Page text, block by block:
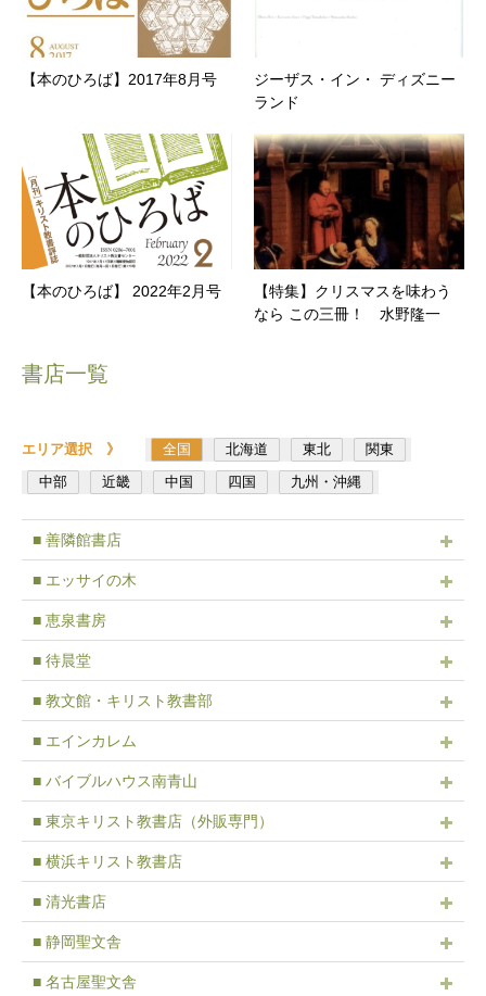
【本のひろば】2017年8月号
ジーザス・イン・ ディズニー
ランド
【本のひろば】 2022年2月号
【特集】クリスマスを味わう
なら この三冊！ 水野隆一
書店一覧
エリア選択 》 全国 北海道 東北
関東
中部
近畿 中国 四国 九州・沖縄
■ 善隣館書店
■ エッサイの木
■ 恵泉書房
■ 待晨堂
■ 教文館・キリスト教書部
■ エインカレム
■ バイブルハウス南青山
■ 東京キリスト教書店（外販専門）
■ 横浜キリスト教書店
■ 清光書店
■ 静岡聖文舎
■ 名古屋聖文舎